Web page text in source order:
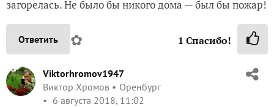
загорелась. Не было бы никого дома — был бы пожар!
Ответить ✿ 1 Спасибо!
Viktorhromov1947
Виктор Хромов
Оренбург
6 августа 2018, 11:02